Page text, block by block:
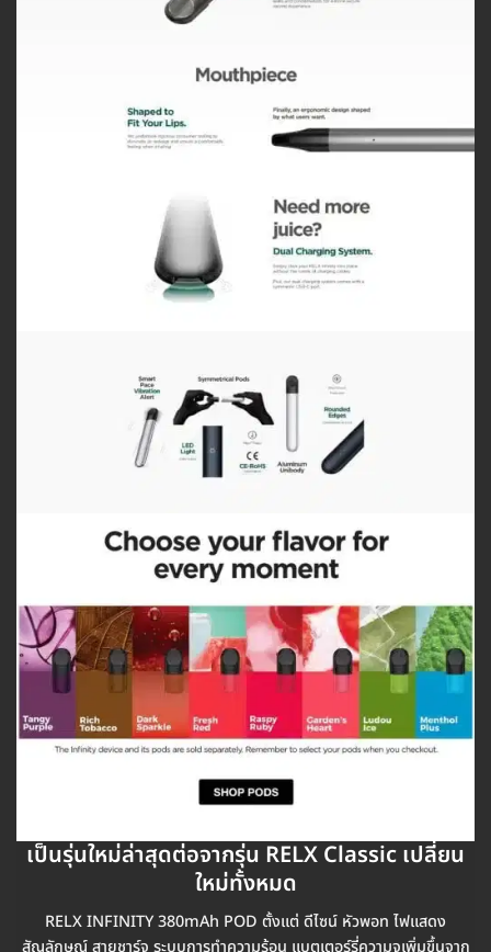
เป็นรุ่นใหม่ล่าสุดต่อจากรุ่น RELX Classic เปลี่ยน
ใหม่ทั้งหมด
RELX INFINITY 380mAh POD ตั้งแต่ ดีไซน์ หัวพอท ไฟแสดง